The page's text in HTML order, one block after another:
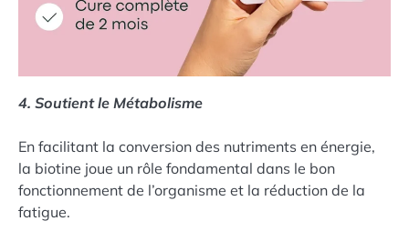
4. Soutient le Métabolisme
En facilitant la conversion des nutriments en énergie,
la biotine joue un rôle fondamental dans le bon
fonctionnement de l’organisme et la réduction de la
fatigue.